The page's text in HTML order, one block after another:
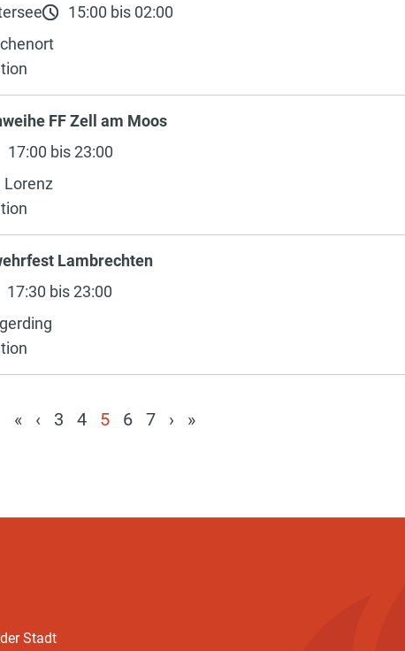
15:00 bis 02:00
FF Zell am Moos
17:00 bis 23:00
Lorenz
Lambrechten
17:30 bis 23:00
« ‹ 3 4 5 6 7 › »
Stadt